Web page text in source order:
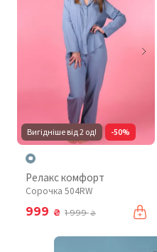
Вигідніше від 2 од! -50%
Релакс комфорт
Сорочка 504RW
999 ₴ 1 999₴